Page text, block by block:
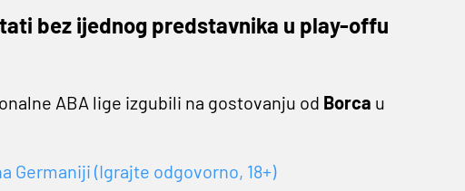
bez ijednog predstavnika u play-offu
ABA lige izgubili na gostovanju od Borca u
Germaniji (Igrajte odgovorno, 18+)